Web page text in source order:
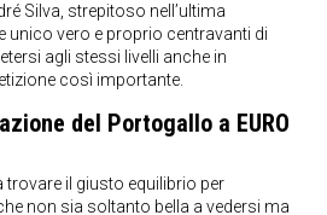
Silva, strepitoso nell’ultima
unico vero e proprio centravanti di
agli stessi livelli anche in
così importante.
del Portogallo a EURO
il giusto equilibrio per
non sia soltanto bella a vedersi ma